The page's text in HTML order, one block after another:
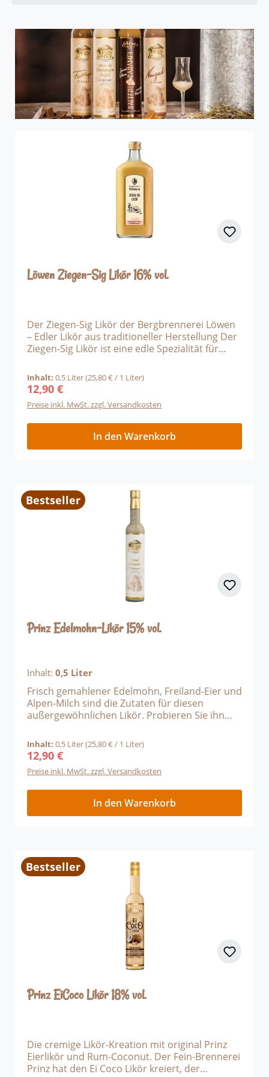
Löwen Ziegen-Sig Likör 16% vol.
Der Ziegen-Sig Likör der Bergbrennerei Löwen
– Edler Likör aus traditioneller Herstellung Der
Ziegen-Sig Likör ist eine edle Spezialität für
Handarbeit überzeugt er durch seine cremige
Textur, harmonische Süße und einen
eleganten, langanhaltenden Abgang. Dieser
Premium-Likör vereint höchste Qualität mit
einem einzigartigen Geschmackserlebnis. Ein
Likör für besondere Momente Der Ziegen-Sig
Likör wird in kleinen Chargen produziert und
das pur, auf Eis oder als raffinierte Zutat in
Desserts und Cocktails begeistert. Genuss-
geeignet: als Digestif, Geschenkidee für Likör-
Liebhaber oder als exklusive Spezialität für
Feinschmecker Alkoholgehalt: 16 % Vol. Inhalt:
als luxuriöser Genussmoment – der Ziegen-Sig
Likör der Bergbrennerei Löwen ist ein edler
Begleiter, der Eleganz und Authentizität in
Inhalt: 0,5 Liter(25,80 € / 1 Liter)
Regulärer Preis:
12,90 €
Preise inkl. MwSt. zzgl. Versandkosten
In den Warenkorb
Bestseller
Prinz Edelmohn-Likör 15% vol.
Inhalt: 0,5 Liter
Frisch gemahlener Edelmohn, Freiland-Eier und
Alpen-Milch sind die Zutaten für diesen
außergewöhnlichen Likör. Probieren Sie ihn
geselligen Runde. Schmeckt traumhaft nach
frischem Mohn!
Inhalt: 0,5 Liter(25,80 € / 1 Liter)
Regulärer Preis:
12,90 €
Preise inkl. MwSt. zzgl. Versandkosten
In den Warenkorb
Bestseller
Prinz EiCoco Likör 18% vol.
Die cremige Likör-Kreation mit original Prinz
Eierlikör und Rum-Coconut. Der Fein-Brennerei
Prinz hat den Ei Coco Likör kreiert, der